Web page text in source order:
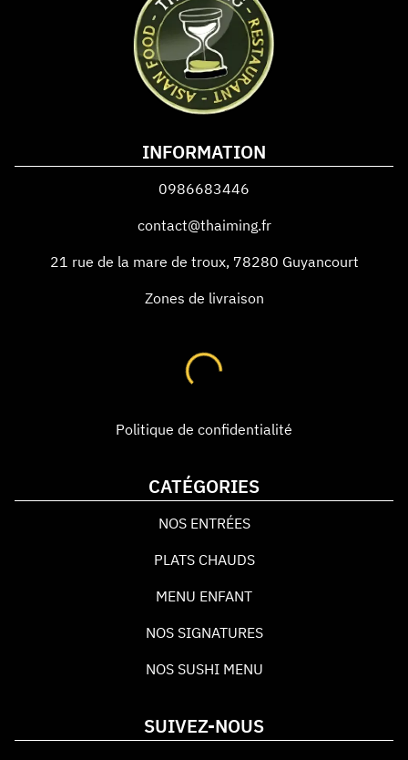
INFORMATION
0986683446
contact@thaiming.fr
21 rue de la mare de troux, 78280 Guyancourt
Zones de livraison
Politique de confidentialité
CATÉGORIES
NOS ENTRÉES
PLATS CHAUDS
MENU ENFANT
NOS SIGNATURES
NOS SUSHI MENU
SUIVEZ-NOUS